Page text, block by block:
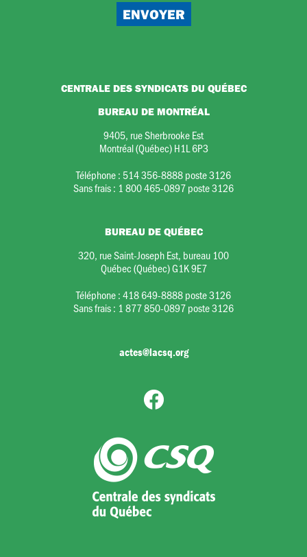
CENTRALE DES SYNDICATS DU QUÉBEC
BUREAU DE MONTRÉAL
9405, rue Sherbrooke Est
Montréal (Québec) H1L 6P3
Téléphone : 514 356-8888 poste 3126
Sans frais : 1 800 465-0897 poste 3126
BUREAU DE QUÉBEC
320, rue Saint-Joseph Est, bureau 100
Québec (Québec) G1K 9E7
Téléphone :418 649-8888 poste 3126
Sans frais : 1 877 850-0897 poste 3126
actes@lacsq.org